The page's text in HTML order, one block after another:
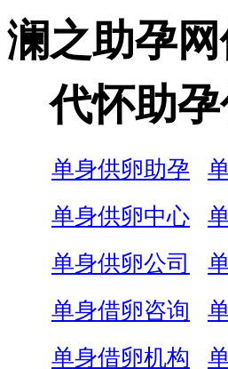
澜之助孕
代怀助
单身供卵助孕
单身供卵中心
单身供卵公司
单身借卵咨询
单身借卵机构